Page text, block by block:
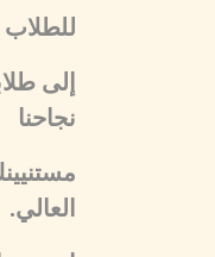
للطلاب
إلى
نجاحنا
العالي.